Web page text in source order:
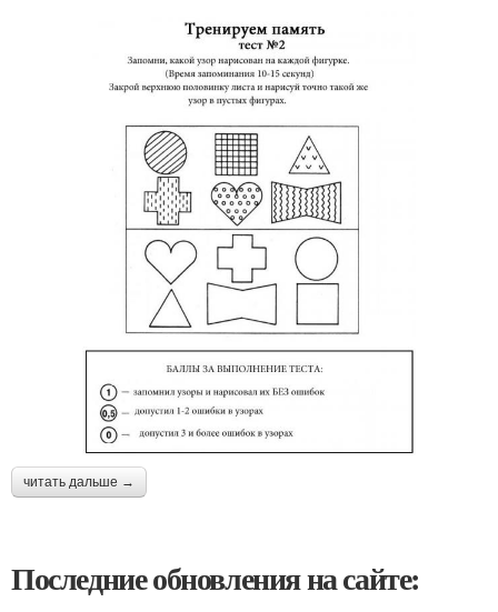
читать дальше →
Последние обновления на сайте: